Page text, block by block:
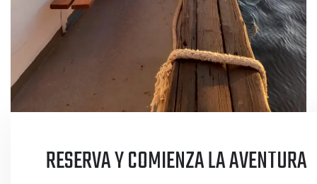
RESERVA Y COMIENZA LA AVENTURA